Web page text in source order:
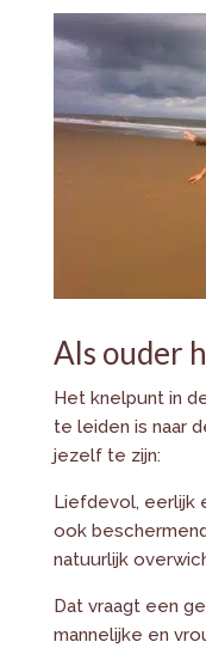
Als ouder
Het knelpunt in
te leiden is naar
jezelf te zijn:
Liefdevol, eerlijk
ook
natuurlijk
Dat vraagt een
mannelijke en